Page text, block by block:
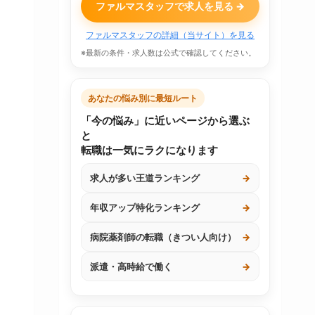
ファルマスタッフで求人を見る →
ファルマスタッフの詳細（当サイト）を見る
※最新の条件・求人数は公式で確認してください。
あなたの悩み別に最短ルート
「今の悩み」に近いページから選ぶ
と
転職は一気にラクになります
求人が多い王道ランキング →
年収アップ特化ランキング →
病院薬剤師の転職（きつい人向け） →
派遣・高時給で働く →